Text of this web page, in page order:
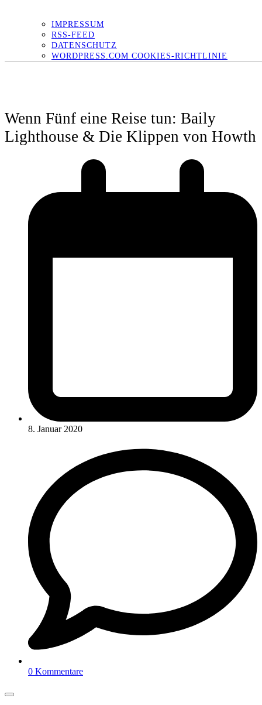
IMPRESSUM
RSS-FEED
DATENSCHUTZ
WORDPRESS.COM COOKIES-RICHTLINIE
Wenn Fünf eine Reise tun: Baily
Lighthouse & Die Klippen von Howth
8. Januar 2020
0 Kommentare